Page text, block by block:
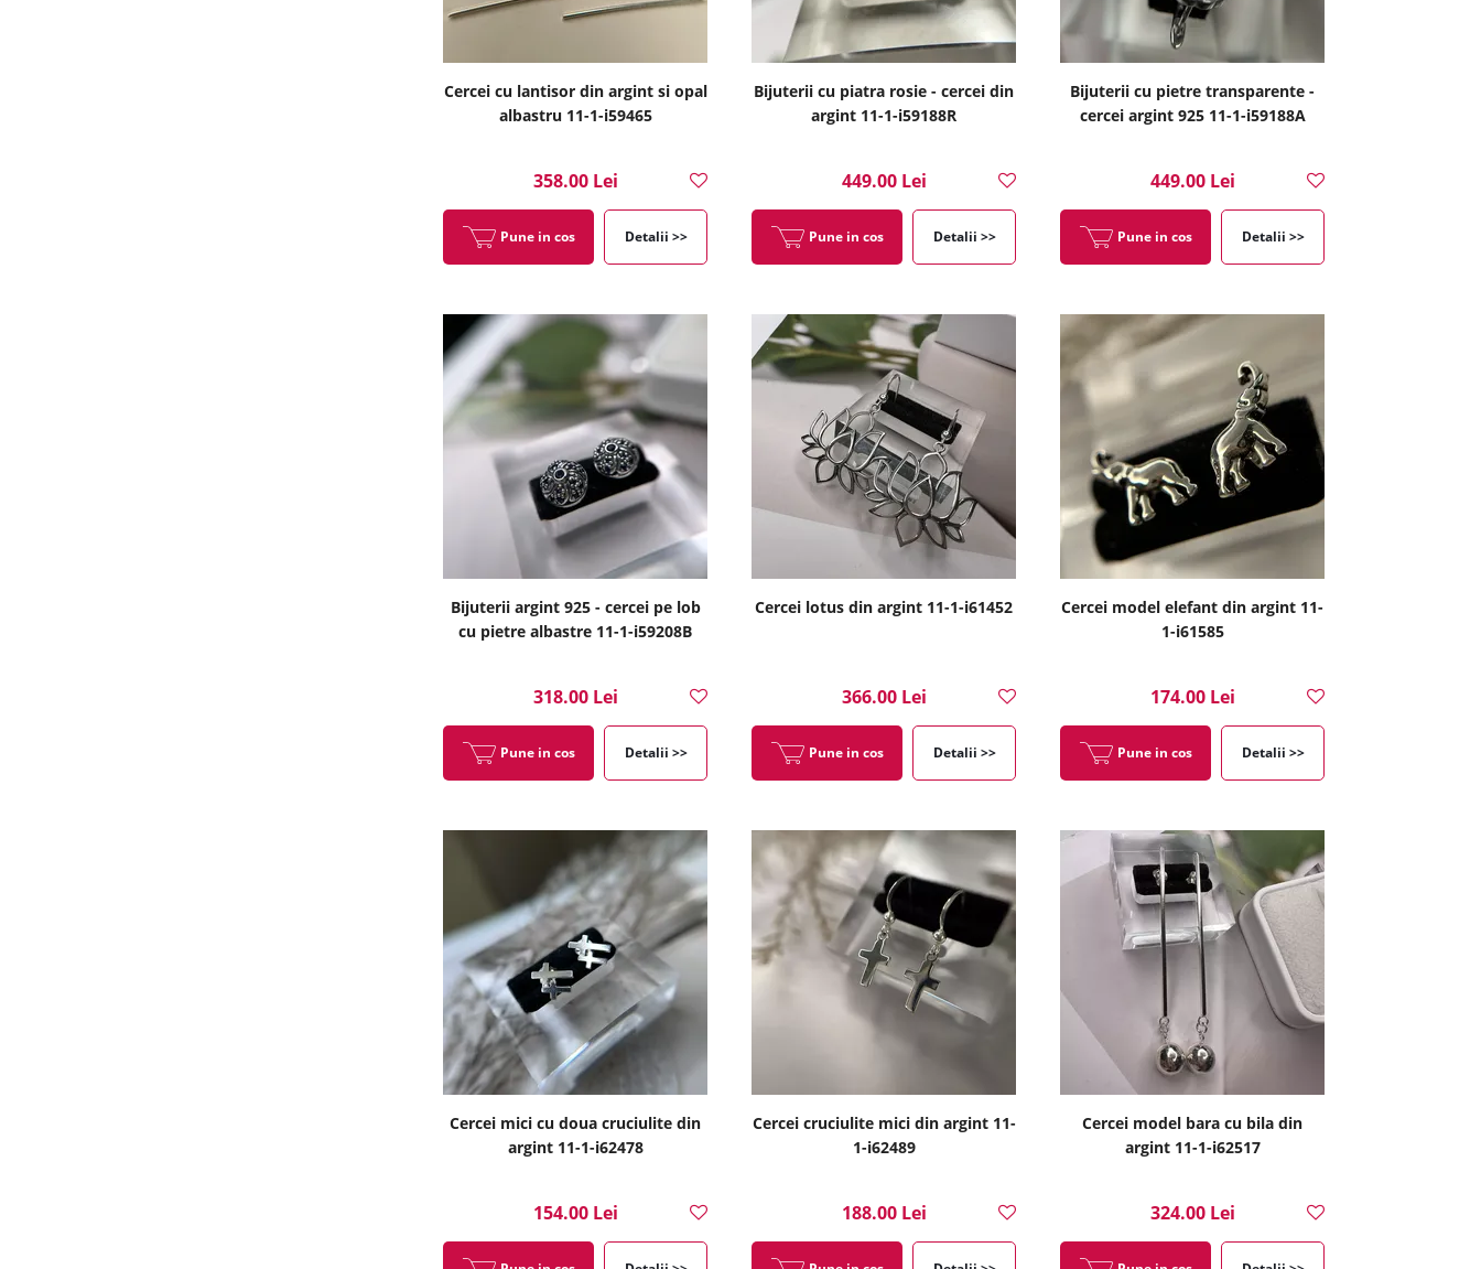
Cercei cu lantisor din argint si opal
albastru 11-1-i59465
358.00 Lei
Pune in cos Detalii >>
Bijuterii cu piatra rosie - cercei din
argint 11-1-i59188R
449.00 Lei
Pune in cos Detalii >>
Bijuterii cu pietre transparente -
cercei argint 925 11-1-i59188A
449.00 Lei
Pune in cos Detalii >>
Bijuterii argint 925 - cercei pe lob
cu pietre albastre 11-1-i59208B
318.00 Lei
Pune in cos Detalii >>
Cercei lotus din argint 11-1-i61452
366.00 Lei
Pune in cos Detalii >>
Cercei model elefant din argint 11-
1-i61585
174.00 Lei
Pune in cos Detalii >>
Cercei mici cu doua cruciulite din
argint 11-1-i62478
154.00 Lei
Cercei cruciulite mici din argint 11-
1-i62489
188.00 Lei
Cercei model bara cu bila din
argint 11-1-i62517
324.00 Lei